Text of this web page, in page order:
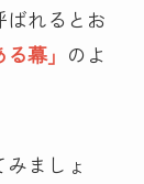
れるとお
幕」 のよ
ましょ